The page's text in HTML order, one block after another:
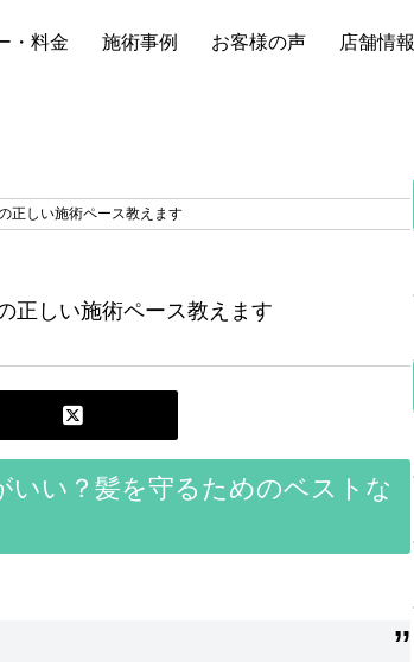
・料金 施術事例 お客様の声 店舗情報
正しい施術ペース教えます
正しい施術ペース教えます
いい？髪を守るためのベストな